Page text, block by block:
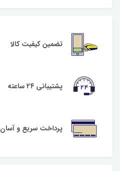
تضمین کیفیت کالا
پشتیبانی ۲۴ ساعته
پرداخت سریع و آسان